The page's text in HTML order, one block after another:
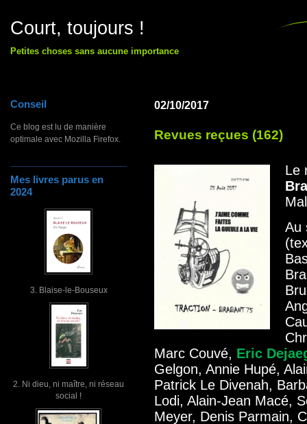
Court, toujours !
Petites choses sans aucune importance
Conseil
Ce blog est lu de manière
optimale avec Mozilla Firefox.
Mes livres parus en
2024
3. Blaise-le-Bouseux
2. Ni dieu, ni maître, ni réseau
social !
02/10/2017
Revues reçues (162)
Le
Au
Marc Couvé, Eric
Gelgon, Annie Hupé,
Patrick Le Divenah,
Lodi, Alain-Jean Macé,
Meyer, Denis Parmain,